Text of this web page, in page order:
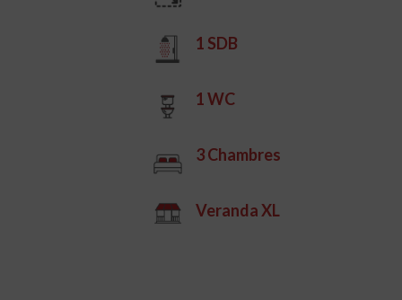
1 SDB
1 WC
3 Chambres
Veranda XL